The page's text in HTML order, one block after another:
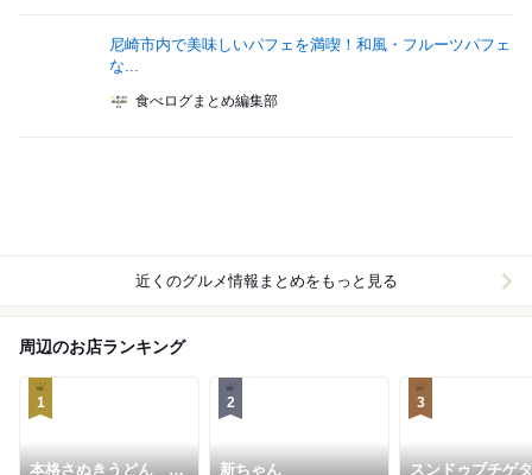
尼崎市内で美味しいパフェを満喫！和風・フルーツパフェ
な...
食べログまとめ編集部
近くのグルメ情報まとめをもっと見る
周辺のお店ランキング
1
本格さぬきうどん 穂
2
新ちゃん
3
スンドゥブチゲ